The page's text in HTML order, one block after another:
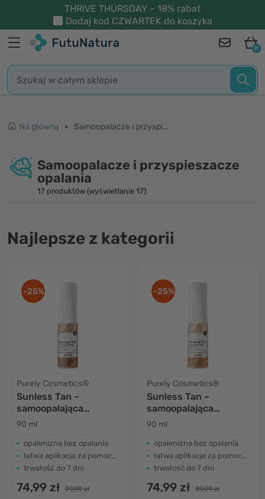
THRIVE THURSDAY – 18% rabat
Dodaj kod CZWARTEK do koszyka
0
Na główną Samoopalacze i przyspieszacze opalania
Samoopalacze i przyspieszacze
opalania
17 produktów (wyświetlanie 17)
Najlepsze z kategorii
-25%
Purely Cosmetics®
Sunless Tan –
samoopalająca
mgiełka do ciała
90 ml
opalenizna bez opalania
łatwa aplikacja za pomocą sprayu
trwałość do 7 dni
74,99 zł 99,99 zł
-25%
Purely Cosmetics®
Sunless Tan –
samoopalająca
mgiełka do ciała
90 ml
opalenizna bez opalania
łatwa aplikacja za pomocą sprayu
trwałość do 7 dni
74,99 zł 99,99 zł